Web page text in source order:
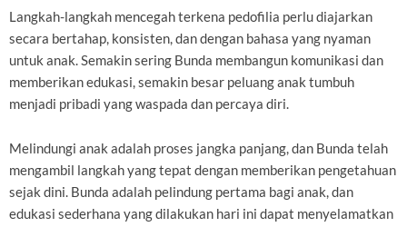
Langkah-langkah mencegah terkena pedofilia perlu diajarkan
secara bertahap, konsisten, dan dengan bahasa yang nyaman
untuk anak. Semakin sering Bunda membangun komunikasi dan
memberikan edukasi, semakin besar peluang anak tumbuh
menjadi pribadi yang waspada dan percaya diri.
Melindungi anak adalah proses jangka panjang, dan Bunda telah
mengambil langkah yang tepat dengan memberikan pengetahuan
sejak dini. Bunda adalah pelindung pertama bagi anak, dan
edukasi sederhana yang dilakukan hari ini dapat menyelamatkan